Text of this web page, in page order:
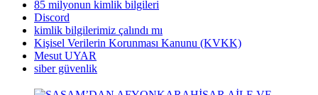
85 milyonun kimlik bilgileri
Discord
kimlik bilgilerimiz çalındı mı
Kişisel Verilerin Korunması Kanunu (KVKK)
Mesut UYAR
siber güvenlik